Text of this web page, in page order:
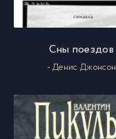
Сны поездов
- Денис Джонсон